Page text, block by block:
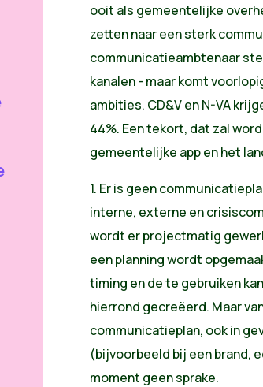
ooit als gemeentelijke
zetten naar een sterk
communicatieambtenaar
kanalen - maar komt
ambities. CD&V en N-VA
44%. Een tekort, dat zal
gemeentelijke app en het
1. Er is geen
interne, externe en
wordt er projectmatig
een planning wordt
timing en de te gebruiken
hierrond gecreëerd. Maar
communicatieplan, ook in
(bijvoorbeeld bij een brand,
moment geen sprake.